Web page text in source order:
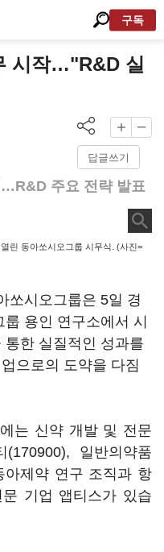
구독
시작…"R&D 실
답글쓰기
주요 전략 발표
린 동아쏘시오그룹 시무식. (사진=
쏘시오그룹은 5일 경
용인 연구소에서 시
한 실질적인 성과를
으로의 도약을 다짐
는 신약 개발 및 전문
(170900), 일반의약품
아제약 연구 조직과 항
기업 앱티스가 있습